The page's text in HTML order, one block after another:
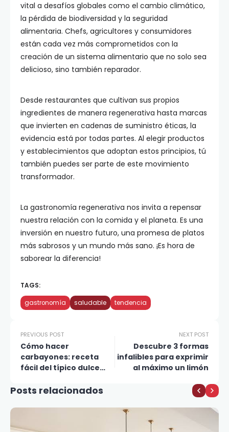
vital a desafíos globales como el cambio climático,
la pérdida de biodiversidad y la seguridad
alimentaria. Chefs, agricultores y consumidores
están cada vez más comprometidos con la
creación de un sistema alimentario que no solo sea
delicioso, sino también reparador.
Desde restaurantes que cultivan sus propios
ingredientes de manera regenerativa hasta marcas
que invierten en cadenas de suministro éticas, la
evidencia está por todas partes. Al elegir productos
y establecimientos que adoptan estos principios, tú
también puedes ser parte de este movimiento
transformador.
La gastronomía regenerativa nos invita a repensar
nuestra relación con la comida y el planeta. Es una
inversión en nuestro futuro, una promesa de platos
más sabrosos y un mundo más sano. ¡Es hora de
saborear la diferencia!
TAGS:
gastronomía saludable tendencia
PREVIOUS POST
Cómo hacer
carbayones: receta
fácil del típico dulce
NEXT POST
Descubre 3 formas
infalibles para exprimir
al máximo un limón
Posts relacionados